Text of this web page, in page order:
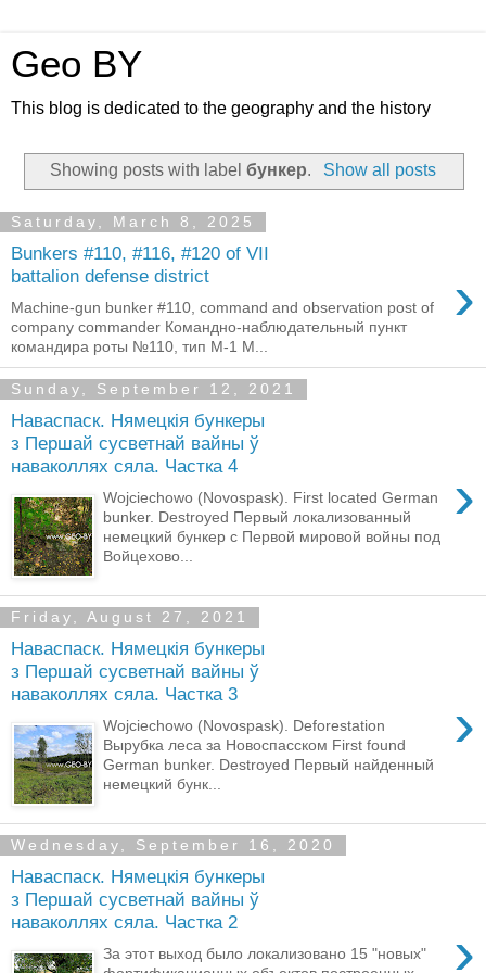
Geo BY
This blog is dedicated to the geography and the history
Showing posts with labelбункер. Show all posts
Saturday, March 8, 2025
Bunkers #110, #116, #120 of VII
battalion defense district
›
Machine-gun bunker #110, command and observation post of
company commander Командно-наблюдательный пункт
командира роты №110, тип М-1 M...
Sunday, September 12, 2021
Наваспаск. Нямецкія бункеры
з Першай сусветнай вайны ў
наваколлях сяла. Частка 4
›
Wojciechowo (Novospask). First located German
bunker. Destroyed Первый локализованный
немецкий бункер с Первой мировой войны под
Войцехово...
Friday, August 27, 2021
Наваспаск. Нямецкія бункеры
з Першай сусветнай вайны ў
наваколлях сяла. Частка 3
›
Wojciechowo (Novospask). Deforestation
Вырубка леса за Новоспасском First found
German bunker. Destroyed Первый найденный
немецкий бунк...
Wednesday, September 16, 2020
Наваспаск. Нямецкія бункеры
з Першай сусветнай вайны ў
наваколлях сяла. Частка 2
›
За этот выход было локализовано 15 "новых"